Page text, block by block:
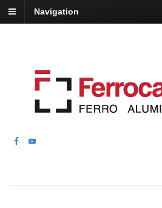
Navigation